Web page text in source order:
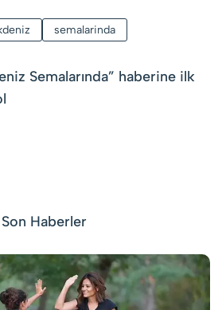
semalarinda
Semalarında” haberine ilk
Son Haberler